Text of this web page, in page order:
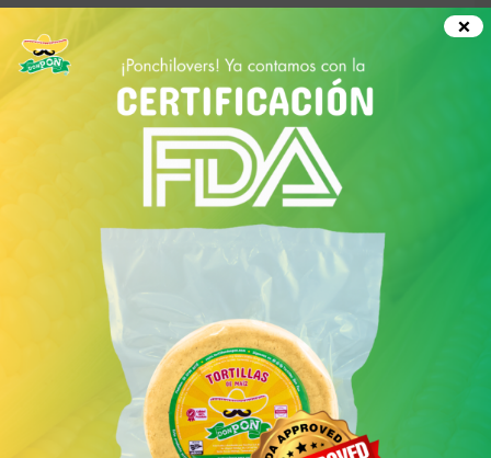
asistencia.
-Uniforme gratuito.
-Buen ambiente laboral.
-Turno de 8 hrs.
×